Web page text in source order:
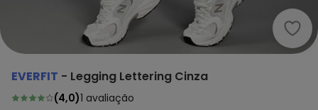
EVERFIT - Legging Lettering Cinza
(4,0)1 avaliação